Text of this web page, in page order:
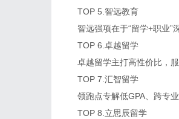
TOP 5.智远教育
智远强项在于“留学+职业”
TOP 6.卓越留学
卓越留学主打高性价比，服
TOP 7.汇智留学
领跑点专解低GPA、跨专业
TOP 8.立思辰留学